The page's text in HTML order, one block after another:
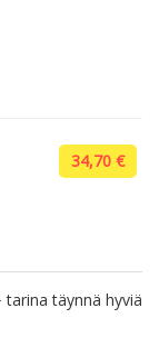
34,70 €
täynnä hyviä